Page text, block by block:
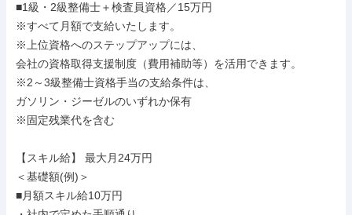
■1級・2級整備士＋検査員資格／15万円
※すべて月額で支給いたします。
※上位資格へのステップアップには、
会社の資格取得支援制度（費用補助等）を活用できます。
※2～3級整備士資格手当の支給条件は、
ガソリン・ジーゼルのいずれか保有
※固定残業代を含む
【スキル給】 最大月24万円
＜基礎額(例)＞
■月額スキル給10万円